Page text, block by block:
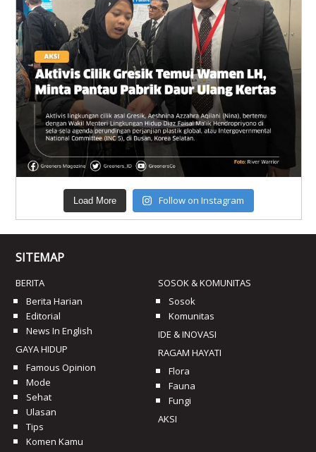
Load More Follow on Instagram
SITEMAP
BERITA
Berita Harian
Editorial
News In English
GAYA HIDUP
Famous Opinion
Mode
Sehat
Ulasan
Tips
Komen Kamu
SOSOK & KOMUNITAS
Sosok
Komunitas
IDE & INOVASI
RAGAM HAYATI
Flora
Fauna
Fungi
AKSI